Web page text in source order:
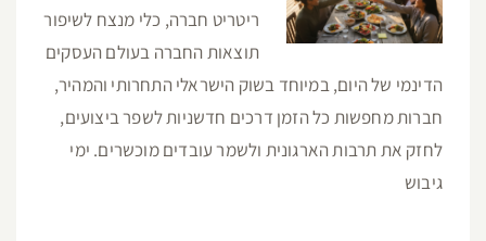
ריטריט חברה, כלי מנצח לשיפור
תוצאות החברה בעולם העסקים
הדינמי של היום, במיוחד בשוק הישראלי התחרותי והמהיר,
חברות מחפשות כל הזמן דרכים חדשניות לשפר ביצועים,
לחזק את תרבות הארגונית ולשמר עובדים מוכשרים. ימי
גיבוש